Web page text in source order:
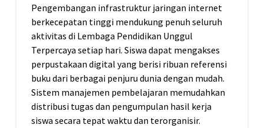
Pengembangan infrastruktur jaringan internet
berkecepatan tinggi mendukung penuh seluruh
aktivitas di Lembaga Pendidikan Unggul
Terpercaya setiap hari. Siswa dapat mengakses
perpustakaan digital yang berisi ribuan referensi
buku dari berbagai penjuru dunia dengan mudah.
Sistem manajemen pembelajaran memudahkan
distribusi tugas dan pengumpulan hasil kerja
siswa secara tepat waktu dan terorganisir.